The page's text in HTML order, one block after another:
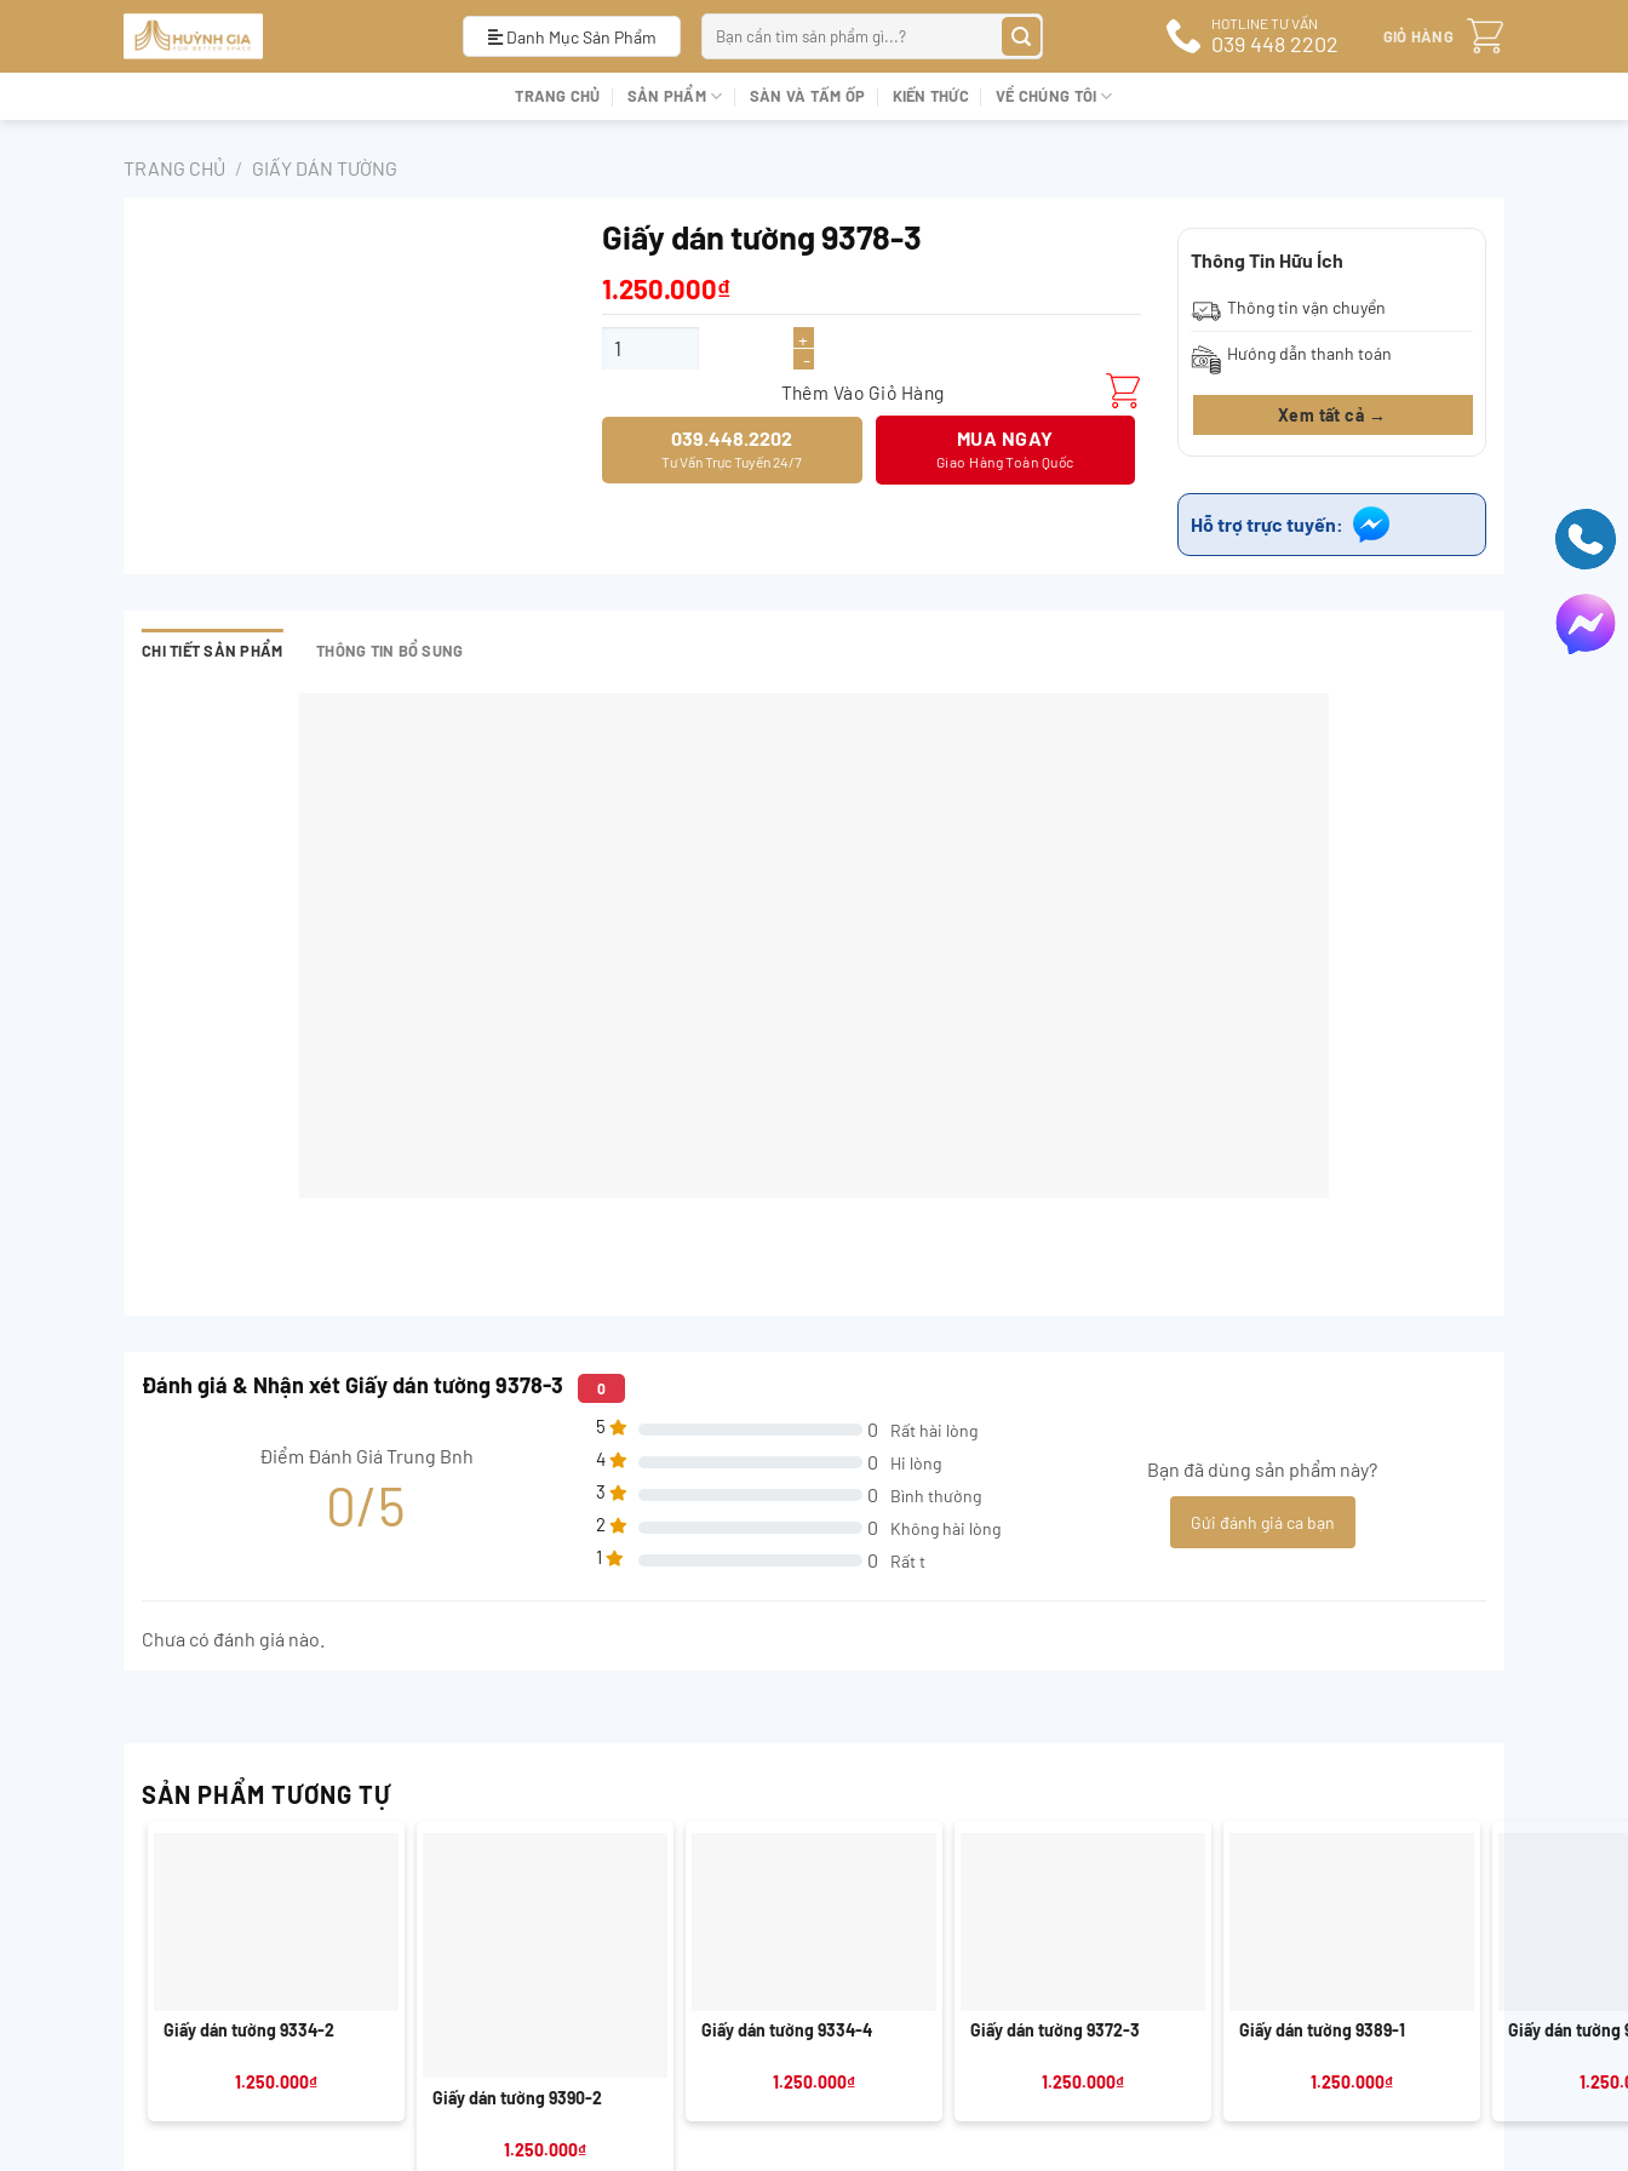
Danh Mục Sản Phẩm
kiếm:
HOTLINE TƯ VẤN
039 448 2202 GIỎ HÀNG
TRANG CHỦ SẢN PHẨM SÀN VÀ TẤM ỐP KIẾN THỨC VỀ CHÚNG TÔI
TRANG CHỦ / GIẤY DÁN TƯỜNG
Giấy dán tường 9378-3
1.250.000₫
Giấy dán tường 9378-3 số lượng
Thêm Vào Giỏ Hàng
039.448.2202
Tư Vấn Trực Tuyến 24/7
MUA NGAY
Giao Hàng Toàn Quốc
Thông Tin Hữu Ích
Thông tin vận chuyển
Hướng dẫn thanh toán
Xem tất cả →
Hỗ trợ trực tuyến:
CHI TIẾT SẢN PHẨM THÔNG TIN BỔ SUNG
Đánh giá & Nhận xét Giấy dán tường 9378-3 0
Điểm Đánh Giá Trung Bnh
0/5
5 0 Rất hài lòng
4 0 Hi lòng
3 0 Bình thường
2 0 Không hài lòng
1 0 Rất t
Bạn đã dùng sản phẩm này?
Gửi đánh giá ca bạn
Chưa có đánh giá nào.
SẢN PHẨM TƯƠNG TỰ
Giấy dán tường 9334-2
1.250.000₫
Giấy dán tường 9390-2
1.250.000₫
Giấy dán tường 9334-4
1.250.000₫
Giấy dán tường 9372-3
1.250.000₫
Giấy dán tường 9389-1
1.250.000₫
Giấy dán tường